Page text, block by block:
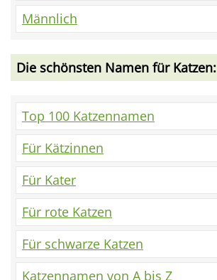
Männlich
Die schönsten Namen für Katzen:
Top 100 Katzennamen
Für Kätzinnen
Für Kater
Für rote Katzen
Für schwarze Katzen
Katzennamen von A bis Z